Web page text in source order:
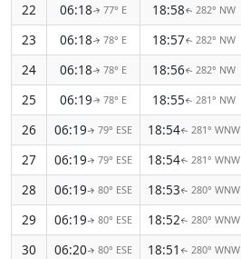
22
06:18↑ 77° E 18:58↑ 282° NW
23
06:18↑ 78° E 18:57↑ 282° NW
24
06:18↑ 78° E 18:56↑ 282° NW
25
06:19↑ 78° E 18:55↑ 281° NW
26
06:19↑ 79° ESE 18:54↑ 281° WNW
27
06:19↑ 79° ESE 18:54↑ 281° WNW
28
06:19↑ 80° ESE 18:53↑ 280° WNW
29
06:19↑ 80° ESE 18:52↑ 280° WNW
30
06:20↑ 80° ESE 18:51 ↑ 280° WNW